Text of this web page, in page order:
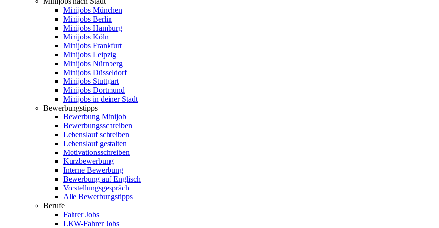
Minijobs München
Minijobs Berlin
Minijobs Hamburg
Minijobs Köln
Minijobs Frankfurt
Minijobs Leipzig
Minijobs Nürnberg
Minijobs Düsseldorf
Minijobs Stuttgart
Minijobs Dortmund
Minijobs in deiner Stadt
Bewerbungstipps
Bewerbung Minijob
Bewerbungsschreiben
Lebenslauf schreiben
Lebenslauf gestalten
Motivationsschreiben
Kurzbewerbung
Interne Bewerbung
Bewerbung auf Englisch
Vorstellungsgespräch
Alle Bewerbungstipps
Berufe
Fahrer Jobs
LKW-Fahrer Jobs